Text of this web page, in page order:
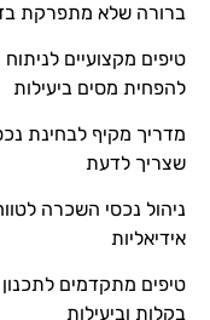
ברורה שלא מתפרקת
טיפים מקצועיים
להפחית מסים ביעילות
מדריך מקיף לבחינת
שצריך לדעת
ניהול נכסי השכרה
אידיאליות
טיפים מתקדמים
בקלות וביעילות